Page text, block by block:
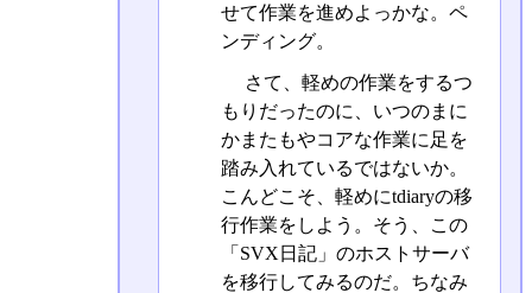
せて作業を進めよっかな。ペ
ンディング。
さて、軽めの作業をするつ
もりだったのに、いつのまに
かまたもやコアな作業に足を
踏み入れているではないか。
こんどこそ、軽めにtdiaryの移
行作業をしよう。そう、この
「SVX日記」のホストサーバ
を移行してみるのだ。ちなみ